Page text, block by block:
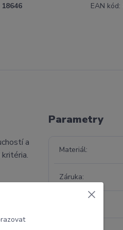
18646 EAN kód:
a
Parametry
Materiál
Záruka